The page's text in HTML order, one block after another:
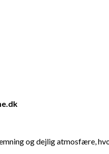
og dejlig atmosfære,